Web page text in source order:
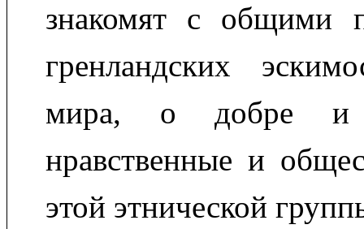
знакомят с общими
гренландских
мира, о добре и
нравственные и
этой этнической